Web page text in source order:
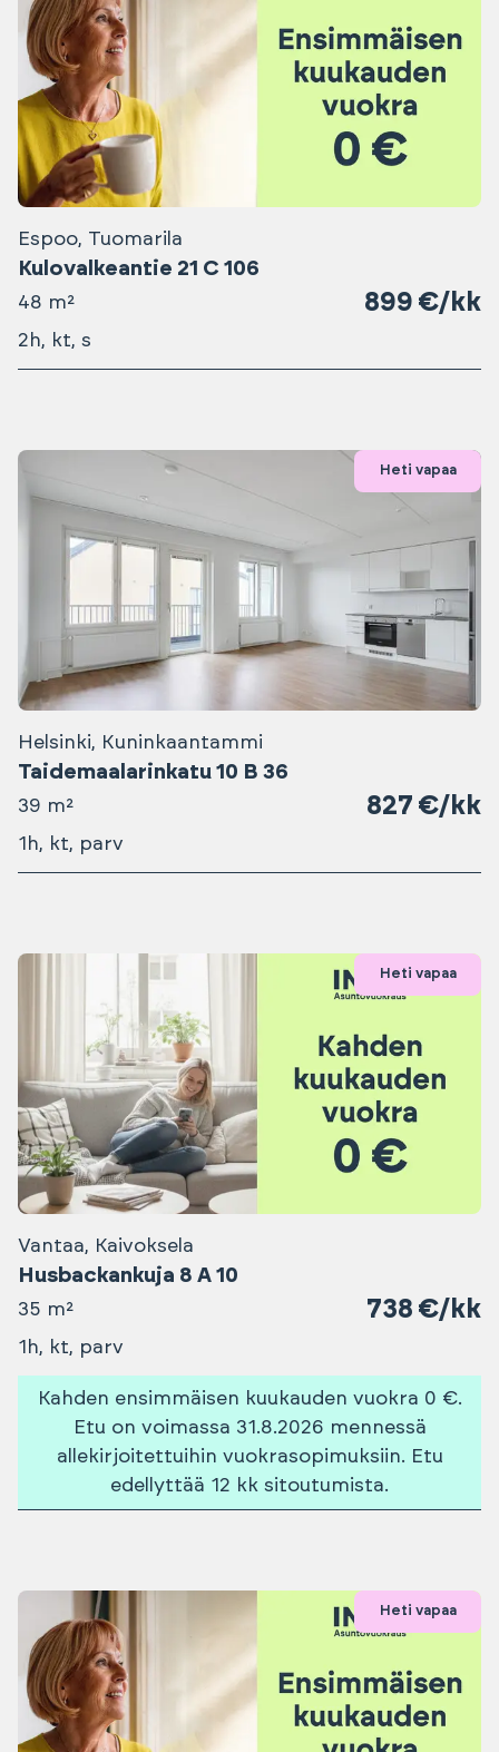
Espoo, Tuomarila
Kulovalkeantie 21 C 106
48 m² 899 €/kk
2h, kt, s
Heti vapaa
Helsinki, Kuninkaantammi
Taidemaalarinkatu 10 B 36
39 m² 827 €/kk
1h, kt, parv
Heti vapaa
Vantaa, Kaivoksela
Husbackankuja 8 A 10
35 m² 738 €/kk
1h, kt, parv
Kahden ensimmäisen kuukauden vuokra 0 €.
Etu on voimassa 31.8.2026 mennessä
allekirjoitettuihin vuokrasopimuksiin. Etu
edellyttää 12 kk sitoutumista.
Heti vapaa